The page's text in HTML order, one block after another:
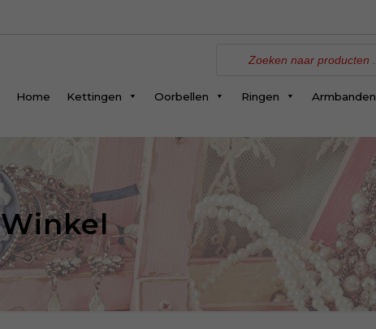
zoeken
Home Kettingen Oorbellen Ringen Armbanden
Winkel